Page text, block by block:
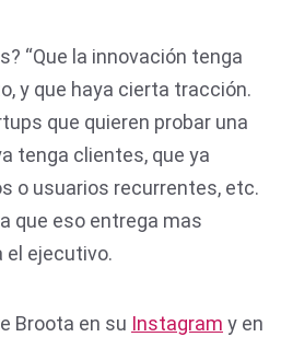
“Que la innovación tenga
y que haya cierta tracción.
que quieren probar una
tenga clientes, que ya
o usuarios recurrentes, etc.
que eso entrega mas
el ejecutivo.
Broota en su Instagram y en